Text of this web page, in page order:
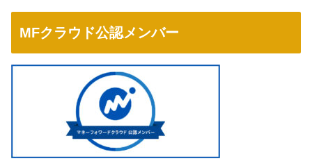
MFクラウド公認メンバー